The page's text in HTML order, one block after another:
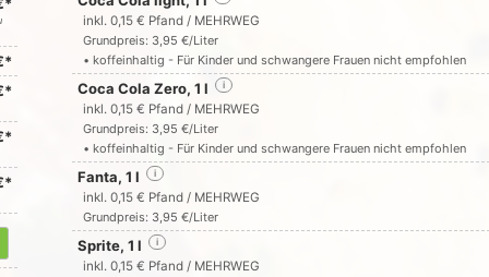
inkl. 0,15 € Pfand / MEHRWEG
Grundpreis: 3,95 €/Liter
• koffeinhaltig - Für Kinder und schwangere Frauen nicht empfohlen
Coca Cola Zero, 1 l i
inkl. 0,15 € Pfand / MEHRWEG
Grundpreis: 3,95 €/Liter
• koffeinhaltig - Für Kinder und schwangere Frauen nicht empfohlen
Fanta, 1 l i
inkl. 0,15 € Pfand / MEHRWEG
Grundpreis: 3,95 €/Liter
Sprite, 1 l i
inkl. 0,15 € Pfand / MEHRWEG